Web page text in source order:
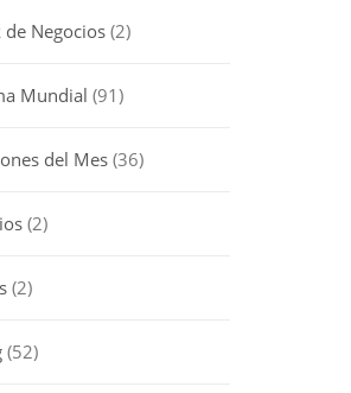
Negocios(2)
Mundial (91)
del Mes(36)
(2)
(2)
(52)